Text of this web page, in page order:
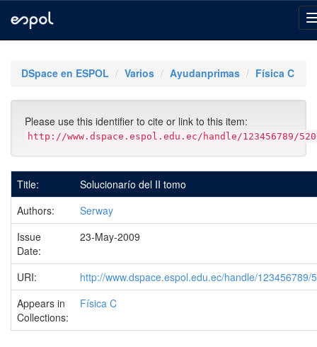
navigationDSpace en ESPOL Varios Ayudanprimas Física C
Please use this identifier to cite or link to this item:
http://www.dspace.espol.edu.ec/handle/123456789/
Title:
Solucionarío del II tomo
Authors:
Serway
Issue
Date:
23-May-2009
URI:
http://www.dspace.espol.edu.ec/handle/123456789/
Appears in
Collections:
Física C